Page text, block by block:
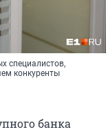
специалистов,
конкуренты
банка